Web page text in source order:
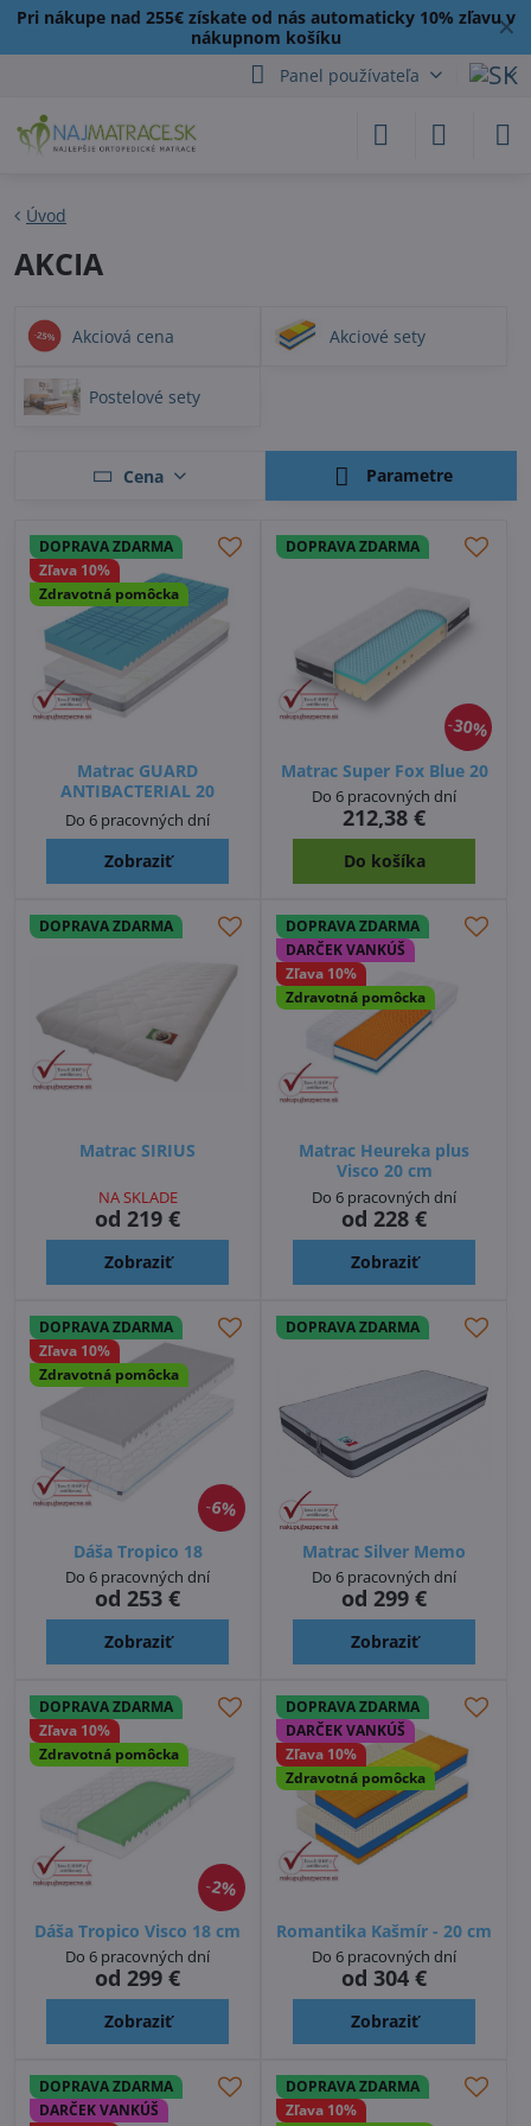
✕
Pri nákupe nad 255€ získate od nás automaticky 10% zľavu v
nákupnom košíku
Panel používateľa
Úvod
AKCIA
Akciová cena Akciové sety
Postelové sety
Cena Parametre
DOPRAVA ZDARMA
Zľava 10%
Zdravotná pomôcka
Matrac GUARD
ANTIBACTERIAL 20
Do 6 pracovných dní
Zobraziť
30%
DOPRAVA ZDARMA
Matrac Super Fox Blue 20
Do 6 pracovných dní
212,38 €
Do košíka
DOPRAVA ZDARMA
Matrac SIRIUS
NA SKLADE
od 219 €
Zobraziť
DOPRAVA ZDARMA
DARČEK VANKÚŠ
Zľava 10%
Zdravotná pomôcka
Matrac Heureka plus
Visco 20 cm
Do 6 pracovných dní
od 228 €
Zobraziť
6%
DOPRAVA ZDARMA
Zľava 10%
Zdravotná pomôcka
Dáša Tropico 18
Do 6 pracovných dní
od 253 €
Zobraziť
DOPRAVA ZDARMA
Matrac Silver Memo
Do 6 pracovných dní
od 299 €
Zobraziť
2%
DOPRAVA ZDARMA
Zľava 10%
Zdravotná pomôcka
Dáša Tropico Visco 18 cm
Do 6 pracovných dní
od 299 €
Zobraziť
DOPRAVA ZDARMA
DARČEK VANKÚŠ
Zľava 10%
Zdravotná pomôcka
Romantika Kašmír - 20 cm
Do 6 pracovných dní
od 304 €
Zobraziť
DOPRAVA ZDARMA
DARČEK VANKÚŠ
DOPRAVA ZDARMA
Zľava 10%